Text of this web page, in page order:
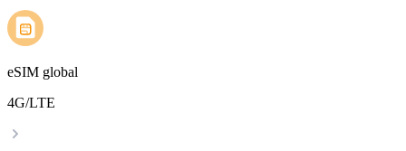
eSIM global
4G/LTE